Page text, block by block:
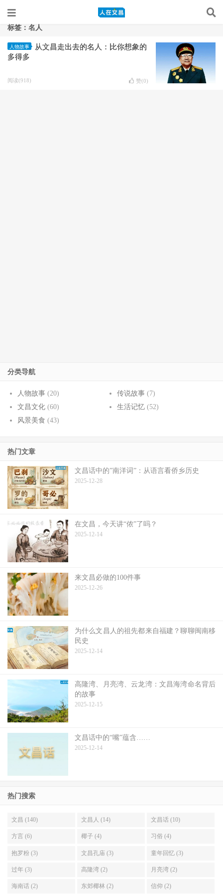
标签：名人
人物故事
从文昌走出去的名人：比你想象的
多得多
阅读(918) 赞(0)
分类导航
人物故事 (20) 传说故事(7)
文昌文化 (60) 生活记忆(52)
风景美食 (43)
热门文章
文昌话中的”南洋词”：从语言看侨乡历史
2025-12-28
在文昌，今天讲“侬”了吗？
2025-12-14
来文昌必做的100件事
2025-12-26
为什么文昌人的祖先都来自福建？聊聊闽南移
民史
2025-12-14
高隆湾、月亮湾、云龙湾：文昌海湾命名背后
的故事
2025-12-15
文昌话中的“嘴”蕴含……
2025-12-14
热门搜索
文昌 (140) 文昌人 (14) 文昌话 (10)
方言 (6) 椰子 (4) 习俗 (4)
抱罗粉 (3) 文昌孔庙 (3) 童年回忆 (3)
过年 (3) 高隆湾 (2) 月亮湾 (2)
海南话 (2) 东郊椰林 (2) 信仰 (2)